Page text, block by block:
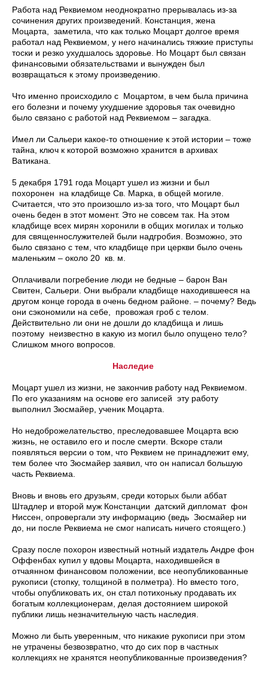
Работа над Реквиемом неоднократно прерывалась из-за
сочинения других произведений. Констанция, жена
Моцарта, заметила, что как только Моцарт долгое время
работал над Реквиемом, у него начинались тяжкие приступы
тоски и резко ухудшалось здоровье. Но Моцарт был связан
финансовыми обязательствами и вынужден был
возвращаться к этому произведению.
Что именно происходило с Моцартом, в чем была причина
его болезни и почему ухудшение здоровья так очевидно
было связано с работой над Реквиемом – загадка.
Имел ли Сальери какое-то отношение к этой истории – тоже
тайна, ключ к которой возможно хранится в архивах
Ватикана.
5 декабря 1791 года Моцарт ушел из жизни и был
похоронен на кладбище Св. Марка, в общей могиле.
Считается, что это произошло из-за того, что Моцарт был
очень беден в этот момент. Это не совсем так. На этом
кладбище всех мирян хоронили в общих могилах и только
для священнослужителей были надгробия. Возможно, это
было связано с тем, что кладбище при церкви было очень
маленьким – около 20 кв. м.
Оплачивали погребение люди не бедные – барон Ван
Свитен, Сальери. Они выбрали кладбище находившееся на
другом конце города в очень бедном районе. – почему? Ведь
они сэкономили на себе, провожая гроб с телом.
Действительно ли они не дошли до кладбища и лишь
поэтому неизвестно в какую из могил было опущено тело?
Слишком много вопросов.
Наследие
Моцарт ушел из жизни, не закончив работу над Реквиемом.
По его указаниям на основе его записей эту работу
выполнил Зюсмайер, ученик Моцарта.
Но недоброжелательство, преследовавшее Моцарта всю
жизнь, не оставило его и после смерти. Вскоре стали
появляться версии о том, что Реквием не принадлежит ему,
тем более что Зюсмайер заявил, что он написал большую
часть Реквиема.
Вновь и вновь его друзьям, среди которых были аббат
Штадлер и второй муж Констанции датский дипломат фон
Ниссен, опровергали эту информацию (ведь Зюсмайер ни
до, ни после Реквиема не смог написать ничего стоящего.)
Сразу после похорон известный нотный издатель Андре фон
Оффенбах купил у вдовы Моцарта, находившейся в
отчаянном финансовом положении, все неопубликованные
рукописи (стопку, толщиной в полметра). Но вместо того,
чтобы опубликовать их, он стал потихоньку продавать их
богатым коллекционерам, делая достоянием широкой
публики лишь незначительную часть наследия.
Можно ли быть уверенным, что никакие рукописи при этом
не утрачены безвозвратно, что до сих пор в частных
коллекциях не хранятся неопубликованные произведения?